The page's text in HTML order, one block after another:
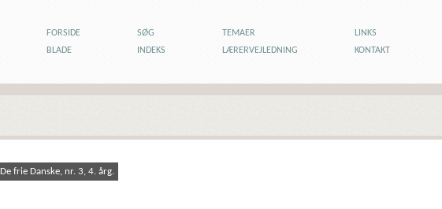
FORSIDE SØG TEMAER LINKS
BLADE
INDEKS LÆRERVEJLEDNING KONTAKT
De frie Danske, nr. 3, 4. årg.